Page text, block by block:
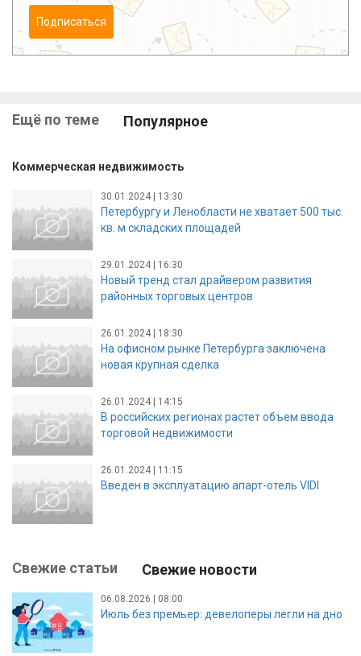
Подписаться
Ещё по теме Популярное
Коммерческая недвижимость
30.01.2024 | 13:30
Петербургу и Ленобласти не хватает 500 тыс.
кв. м складских площадей
29.01.2024 | 16:30
Новый тренд стал драйвером развития
районных торговых центров
26.01.2024 | 18:30
На офисном рынке Петербурга заключена
новая крупная сделка
26.01.2024 | 14:15
В российских регионах растет объем ввода
торговой недвижимости
26.01.2024 | 11:15
Введен в эксплуатацию апарт-отель VIDI
Свежие статьи Свежие новости
06.08.2026 | 08:00
Июль без премьер: девелоперы легли на дно